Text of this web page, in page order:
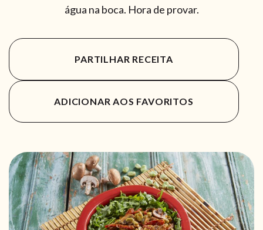
água na boca. Hora de provar.
PARTILHAR RECEITA
ADICIONAR AOS FAVORITOS